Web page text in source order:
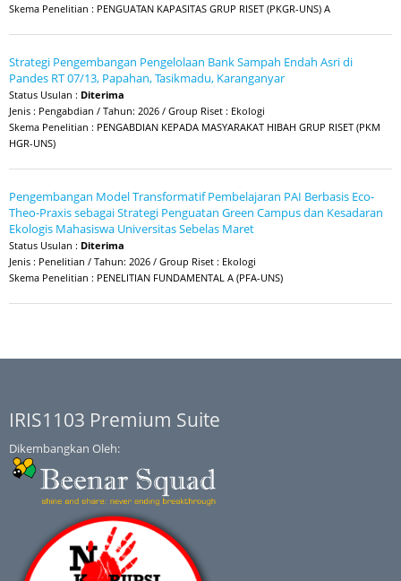
Skema Penelitian : PENGUATAN KAPASITAS GRUP RISET (PKGR-UNS) A
Strategi Pengembangan Pengelolaan Bank Sampah Endah Asri di
Pandes RT 07/13, Papahan, Tasikmadu, Karanganyar
Status Usulan : Diterima
Jenis : Pengabdian / Tahun: 2026 / Group Riset : Ekologi
Skema Penelitian : PENGABDIAN KEPADA MASYARAKAT HIBAH GRUP RISET (PKM
HGR-UNS)
Pengembangan Model Transformatif Pembelajaran PAI Berbasis Eco-
Theo-Praxis sebagai Strategi Penguatan Green Campus dan Kesadaran
Ekologis Mahasiswa Universitas Sebelas Maret
Status Usulan : Diterima
Jenis : Penelitian / Tahun: 2026 / Group Riset : Ekologi
Skema Penelitian : PENELITIAN FUNDAMENTAL A (PFA-UNS)
IRIS1103 Premium Suite
Dikembangkan Oleh: